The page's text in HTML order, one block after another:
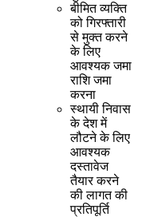
बीमित व्यक्ति
को गिरफ्तारी
से मुक्त करने
के लिए
आवश्यक जमा
राशि जमा
करना
स्थायी निवास
के देश में
लौटने के लिए
आवश्यक
दस्तावेज
तैयार करने
की लागत की
प्रतिपूर्ति